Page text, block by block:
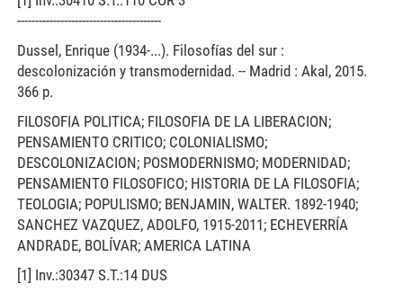
----------------------------------------
Dussel, Enrique (1934-...). Filosofías del sur :
descolonización y transmodernidad. -- Madrid : Akal, 2015.
366 p.
FILOSOFIA POLITICA; FILOSOFIA DE LA LIBERACION;
PENSAMIENTO CRITICO; COLONIALISMO;
DESCOLONIZACION; POSMODERNISMO; MODERNIDAD;
PENSAMIENTO FILOSOFICO; HISTORIA DE LA FILOSOFIA;
TEOLOGIA; POPULISMO; BENJAMIN, WALTER. 1892-1940;
SANCHEZ VAZQUEZ, ADOLFO, 1915-2011; ECHEVERRÍA
ANDRADE, BOLÍVAR; AMERICA LATINA
[1] Inv.:30347 S.T.:14 DUS